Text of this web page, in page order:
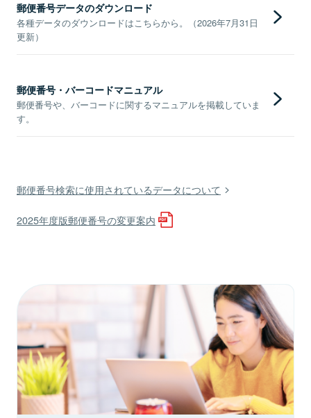
郵便番号データのダウンロード
各種データのダウンロードはこちらから。（2026年7月31日
更新）
郵便番号・バーコードマニュアル
郵便番号や、バーコードに関するマニュアルを掲載していま
す。
郵便番号検索に使用されているデータについて
2025年度版郵便番号の変更案内